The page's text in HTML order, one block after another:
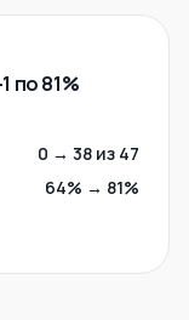
по 81%
0 → 38 из 47
64% → 81%